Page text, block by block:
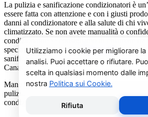
La pulizia e sanificazione condizionatori è
essere fatta con attenzione e con i giusti
danni al condizionatore e alla salute di chi
climatizzato. Se non avete manualità o
condizionatori vi consigliamo di chiamare un
specializzato al numero3519155550. Il
sanificazione condizionatori è dedicato
Canavese.
Manutenzione condizionatori e climatizzatori
pulizia condizionatori, riparazione
condizionatori Beko Vico Canavese.